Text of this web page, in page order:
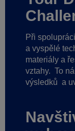
Při
a vyspělé
materiály a
vztahy. To
výsledků a